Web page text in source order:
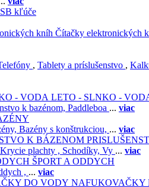
kľúče
Čítačky elektronických
, Tablety a príslušenstvo ,
LETO - SLNKO -
k bazénom, Paddleboa ... viac
Bazény s konštrukciou, ... viac
Krycie plachty , Schodíky, Vy ... viac
ŠPORT A ODDYCH
, ... viac
NAFUKOVAČKY